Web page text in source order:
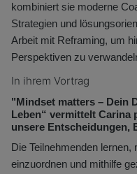
kombiniert sie moderne
Strategien und
Arbeit mit Reframing, um
Perspektiven zu
In ihrem Vortrag
"Mindset matters – Dein
Leben“ vermittelt Carina
unsere Entscheidungen,
Die Teilnehmenden
einzuordnen und mithilfe